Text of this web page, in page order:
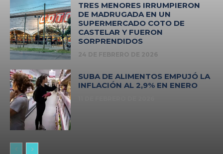
TRES MENORES IRRUMPIERON
DE MADRUGADA EN UN
SUPERMERCADO COTO DE
CASTELAR Y FUERON
SORPRENDIDOS
24 DE FEBRERO DE 2026
SUBA DE ALIMENTOS EMPUJÓ LA
INFLACIÓN AL 2,9% EN ENERO